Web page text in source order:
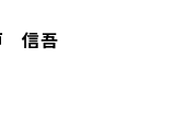
信吾